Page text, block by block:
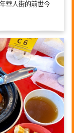
華人街的前世今